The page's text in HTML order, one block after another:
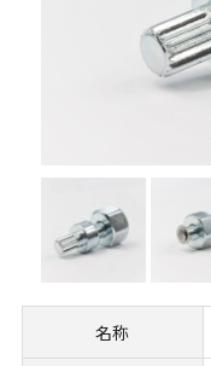
名称